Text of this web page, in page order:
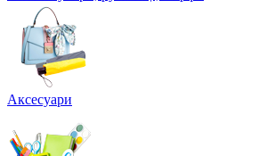
Аксесуари